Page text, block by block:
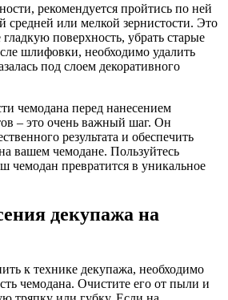
рекомендуется пройтись по ней
средней или мелкой зернистости. Это
поверхность, убрать старые
шлифовки, необходимо удалить
под слоем декоративного
чемодана перед нанесением
– это очень важный шаг. Он
результата и обеспечить
вашем чемодане. Пользуйтесь
чемодан превратится в уникальное
декупажа на
к технике декупажа, необходимо
чемодана. Очистите его от пыли и